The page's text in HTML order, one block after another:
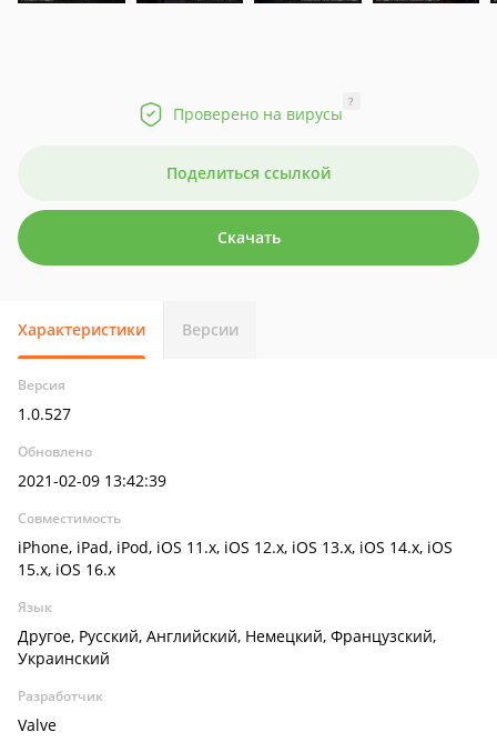
Проверено на вирусы
?
Поделиться ссылкой
Скачать
Характеристики Версии
Версия
1.0.527
Обновлено
2021-02-09 13:42:39
Совместимость
iPhone, iPad, iPod, iOS 11.x, iOS 12.x, iOS 13.x, iOS 14.x, iOS
15.x, iOS 16.x
Язык
Другое, Русский, Английский, Немецкий, Французский,
Украинский
Разработчик
Valve